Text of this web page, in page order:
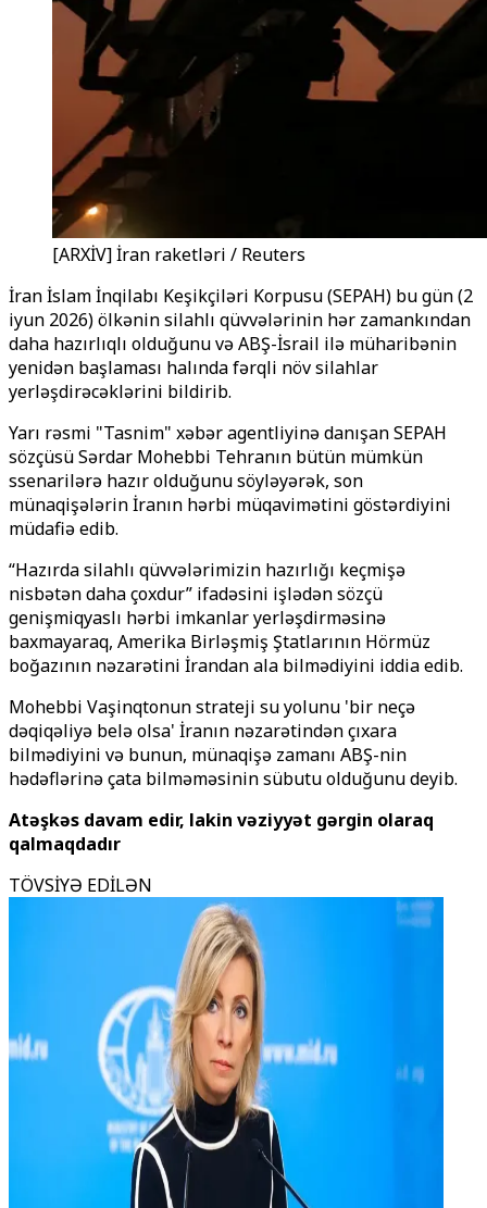
[ARXİV] İran raketləri / Reuters
İran İslam İnqilabı Keşikçiləri Korpusu (SEPAH) bu gün (2
iyun 2026) ölkənin silahlı qüvvələrinin hər zamankından
daha hazırlıqlı olduğunu və ABŞ-İsrail ilə müharibənin
yenidən başlaması halında fərqli növ silahlar
yerləşdirəcəklərini bildirib.
Yarı rəsmi "Tasnim" xəbər agentliyinə danışan SEPAH
sözçüsü Sərdar Mohebbi Tehranın bütün mümkün
ssenarilərə hazır olduğunu söyləyərək, son
münaqişələrin İranın hərbi müqavimətini göstərdiyini
müdafiə edib.
“Hazırda silahlı qüvvələrimizin hazırlığı keçmişə
nisbətən daha çoxdur” ifadəsini işlədən sözçü
genişmiqyaslı hərbi imkanlar yerləşdirməsinə
baxmayaraq, Amerika Birləşmiş Ştatlarının Hörmüz
boğazının nəzarətini İrandan ala bilmədiyini iddia edib.
Mohebbi Vaşinqtonun strateji su yolunu 'bir neçə
dəqiqəliyə belə olsa' İranın nəzarətindən çıxara
bilmədiyini və bunun, münaqişə zamanı ABŞ-nin
hədəflərinə çata bilməməsinin sübutu olduğunu deyib.
Atəşkəs davam edir, lakin vəziyyət gərgin olaraq
qalmaqdadır
TÖVSİYƏ EDİLƏN